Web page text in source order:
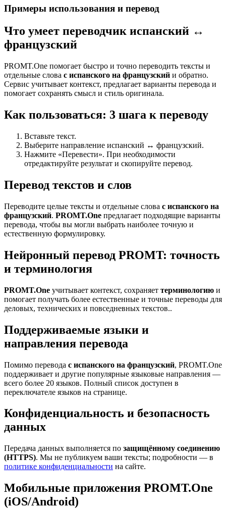
Примеры использования и перевод
Что умеет переводчик испанский ↔
французский
PROMT.One помогает быстро и точно переводить тексты и
отдельные слова с испанского на французский и обратно.
Сервис учитывает контекст, предлагает варианты перевода и
помогает сохранять смысл и стиль оригинала.
Как пользоваться: 3 шага к переводу
Вставьте текст.
Выберите направление испанский ↔ французский.
Нажмите «Перевести». При необходимости
отредактируйте результат и скопируйте перевод.
Перевод текстов и слов
Переводите целые тексты и отдельные слова с испанского на
французский. PROMT.One предлагает подходящие варианты
перевода, чтобы вы могли выбрать наиболее точную и
естественную формулировку.
Нейронный перевод PROMT: точность
и терминология
PROMT.One учитывает контекст, сохраняет терминологию и
помогает получать более естественные и точные переводы для
деловых, технических и повседневных текстов..
Поддерживаемые языки и
направления перевода
Помимо перевода с испанского на французский, PROMT.One
поддерживает и другие популярные языковые направления —
всего более 20 языков. Полный список доступен в
переключателе языков на странице.
Конфиденциальность и безопасность
данных
Передача данных выполняется по защищённому соединению
(HTTPS). Мы не публикуем ваши тексты; подробности — в
политике конфиденциальности на сайте.
Мобильные приложения PROMT.One
(iOS/Android)